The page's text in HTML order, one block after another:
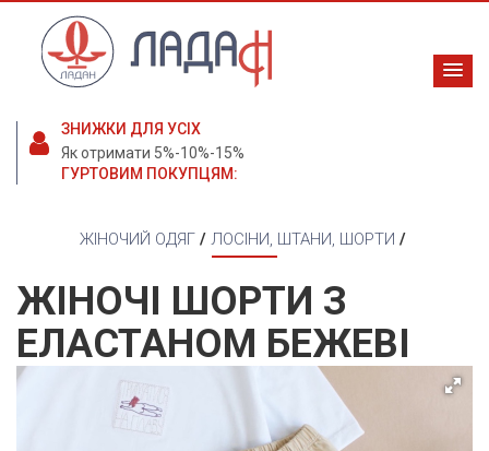
ЗНИЖКИ ДЛЯ УСІХ
Як отримати 5%-10%-15%
ГУРТОВИМ ПОКУПЦЯМ:
ЖІНОЧИЙ ОДЯГ/ ЛОСІНИ, ШТАНИ, ШОРТИ /
ЖІНОЧІ ШОРТИ З
ЕЛАСТАНОМ БЕЖЕВІ